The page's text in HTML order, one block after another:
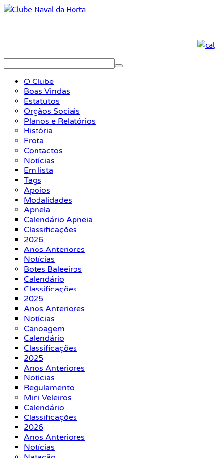
O Clube
Boas Vindas
Estatutos
Orgãos Sociais
Planos e Relatórios
História
Frota
Contactos
Notícias
Em lista
Tags
Apoios
Modalidades
Apneia
Calendário Apneia
Classificações
2026
Anos Anteriores
Notícias
Botes Baleeiros
Calendário
Classificações
2025
Anos Anteriores
Notícias
Canoagem
Calendário
Classificações
2025
Anos Anteriores
Notícias
Regulamento
Mini Veleiros
Calendário
Classificações
2026
Anos Anteriores
Notícias